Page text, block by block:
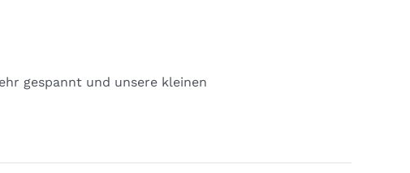
gespannt und unsere kleinen